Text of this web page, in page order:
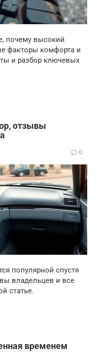
почему высокий
факторы комфорта и
и разбор ключевых
отзывы
0
популярной спустя
владельцев и все
статье.
временем